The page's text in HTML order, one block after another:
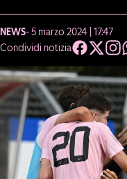
NEWS- 5 marzo 2024 | 17:47
Condividi notizia